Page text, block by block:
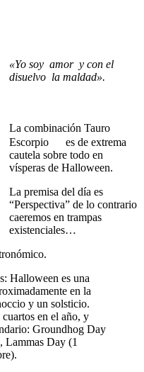
«Yo soy amor y con el
disuelvo la maldad».
La combinación Tauro
Escorpio
es de extrema
cautela sobre todo en
vísperas de Halloween.
La premisa del día es
“Perspectiva” de lo contrario
caeremos en trampas
existenciales…
Halloween es una
en la
y un solsticio.
en el año, y
Groundhog Day
Lammas Day (1